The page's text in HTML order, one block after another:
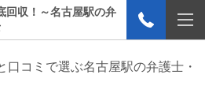
回収！～名古屋駅の弁
口コミで選ぶ名古屋駅の弁護士・